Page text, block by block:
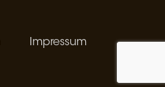
Impressum